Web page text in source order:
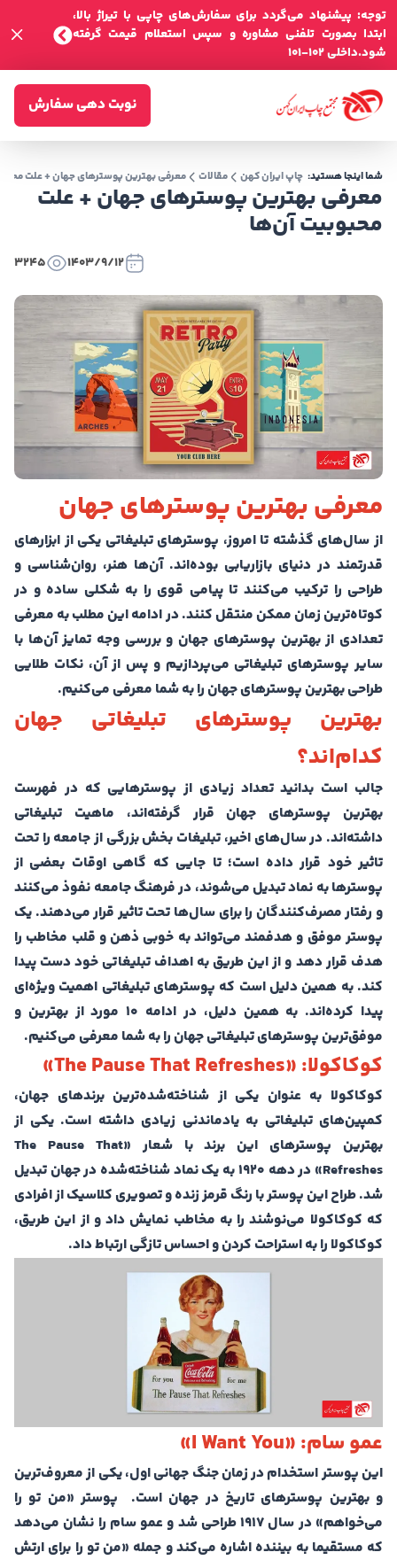
توجه: پیشنهاد می‌گردد برای سفارش‌های چاپی با تیراژ بالا،
ابتدا بصورت تلفنی مشاوره و سپس استعلام قیمت گرفته
شود.داخلی 102-101
نوبت دهی سفارش
معرفی بهترین پوسترهای جهان + علت
محبوبیت آن‌ها
شما اینجا هستید: چاپ ایران کهن مقالات معرفی بهترین پوسترهای جهان + علت
1403/9/12
3245
معرفی بهترین پوسترهای جهان
از سال‌های گذشته تا امروز، پوسترهای تبلیغاتی یکی از ابزارهای
قدرتمند در دنیای بازاریابی بوده‌اند. آن‌ها هنر، روان‌شناسی و
طراحی را ترکیب می‌کنند تا پیامی قوی را به شکلی ساده و در
کوتاه‌ترین زمان ممکن منتقل کنند. در ادامه این مطلب به معرفی
تعدادی از بهترین پوسترهای جهان و بررسی وجه تمایز آن‌ها با
سایر پوسترهای تبلیغاتی می‌پردازیم و پس از آن، نکات طلایی
طراحی بهترین پوسترهای جهان را به شما معرفی می‌کنیم.
بهترین پوسترهای تبلیغاتی جهان
کدام‌اند؟
جالب است بدانید تعداد زیادی از پوسترهایی که در فهرست
بهترین پوسترهای جهان قرار گرفته‌اند، ماهیت تبلیغاتی
داشته‌اند. در سال‌های اخیر، تبلیغات بخش بزرگی از جامعه را تحت
تاثیر خود قرار داده است؛ تا جایی که گاهی اوقات بعضی از
پوسترها به نماد تبدیل می‌شوند، در فرهنگ جامعه نفوذ می‌کنند
و رفتار مصرف‌کنندگان را برای سال‌ها تحت تاثیر قرار می‌دهند. یک
پوستر موفق و هدفمند می‌تواند به خوبی ذهن و قلب مخاطب را
هدف قرار دهد و از این طریق به اهداف تبلیغاتی خود دست پیدا
کند. به همین دلیل است که پوسترهای تبلیغاتی اهمیت ویژه‌ای
پیدا کرده‌اند. به همین دلیل، در ادامه 10 مورد از بهترین و
موفق‌ترین پوسترهای تبلیغاتی جهان را به شما معرفی می‌کنیم.
کوکاکولا: «The Pause That Refreshes»
کوکاکولا به عنوان یکی از شناخته‌شده‌ترین برندهای جهان،
کمپین‌های تبلیغاتی به یادماندنی زیادی داشته است. یکی از
بهترین پوسترهای این برند با شعار «The Pause That
Refreshes» در دهه ۱۹۲۰ به یک نماد شناخته‌شده در جهان تبدیل
شد. طراح این پوستر با رنگ قرمز زنده و تصویری کلاسیک از افرادی
که کوکاکولا می‌نوشند را به مخاطب نمایش داد و از این طریق،
کوکاکولا را به استراحت کردن و احساس تازگی ارتباط داد.
عمو سام: «I Want You»
این پوستر استخدام در زمان جنگ جهانی اول، یکی از معروف‌ترین
و بهترین پوسترهای تاریخ در جهان است. پوستر «من تو را
می‌خواهم» در سال ۱۹۱۷ طراحی شد و عمو سام را نشان می‌دهد
که مستقیما به بیننده اشاره می‌کند و جمله «من تو را برای ارتش